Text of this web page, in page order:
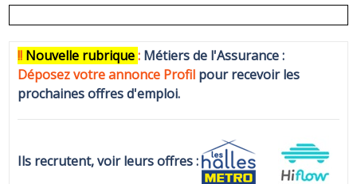
!! Nouvelle rubrique: Métiers de l'Assurance :
Déposez votre annonce Profil pour recevoir les
prochaines offres d'emploi.
Ils recrutent, voir leurs offres :